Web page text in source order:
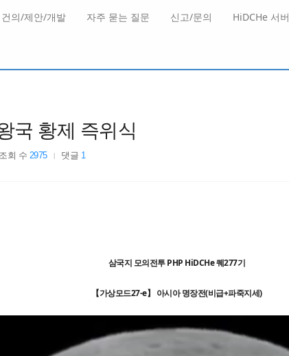
건의/제안/개발 자주 묻는 질문 신고/문의 HiDCHe 서버
국 황제 즉위식
조회 수 2975 댓글 1
삼국지 모의전투 PHP HiDCHe 퀘277기
【가상모드27-e】 아시아 명장전(비급+파죽지세)